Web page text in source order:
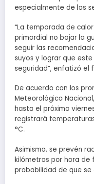
especialmente de los
“La temporada de
primordial no bajar la
seguir las
suyos y lograr que
seguridad”, enfatizó el
De acuerdo con los
Meteorológico
hasta el próximo
registrará
°C.
Asimismo, se prevén
kilómetros por hora de
probabilidad de que